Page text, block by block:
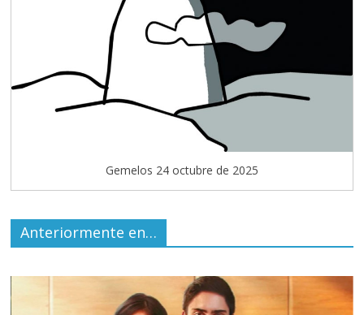
Gemelos 24 octubre de 2025
Anteriormente en…